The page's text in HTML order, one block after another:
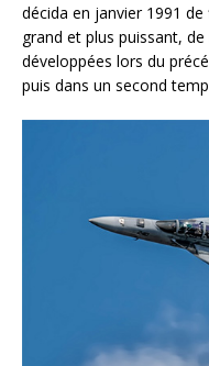
décida en janvier 1991 de
grand et plus puissant,
développées lors du
puis dans un second